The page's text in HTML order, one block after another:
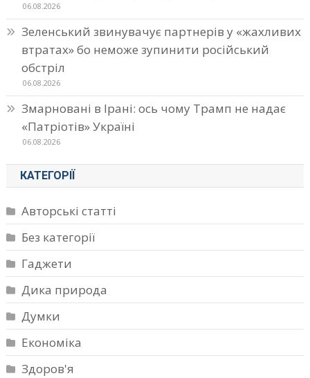
06.08.2026
Зеленський звинувачує партнерів у «жахливих
втратах» бо неможе зупинити російський
обстріл
06.08.2026
Змарновані в Ірані: ось чому Трамп не надає
«Патріотів» Україні
06.08.2026
КАТЕГОРІЇ
Авторські статті
Без категорії
Гаджети
Дика природа
Думки
Економіка
Здоров'я